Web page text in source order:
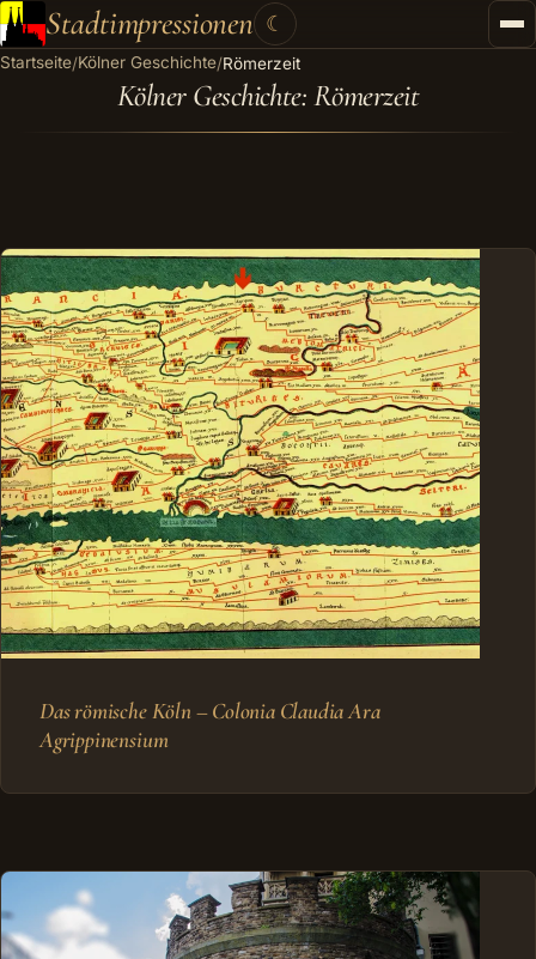
Stadtimpressionen
Startseite
Stadtführungen
Kontakt
Kategorien▾
☾
Startseite/Kölner Geschichte/Römerzeit
Kölner Geschichte: Römerzeit
Das römische Köln – Colonia Claudia Ara
Agrippinensium